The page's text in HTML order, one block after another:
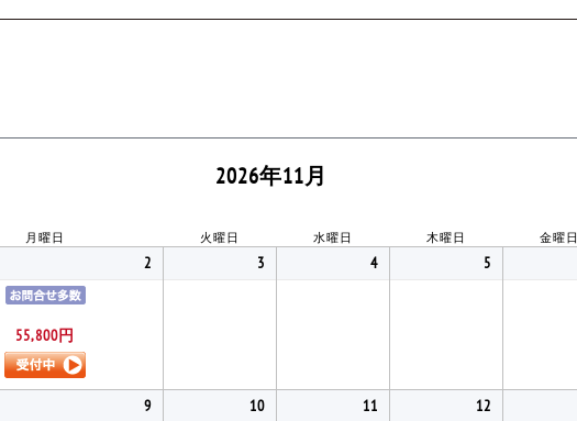
2026年11月
月曜日 火曜日 水曜日 木曜日 金曜日
2
55,800円
3 4 5
9 10 11 12